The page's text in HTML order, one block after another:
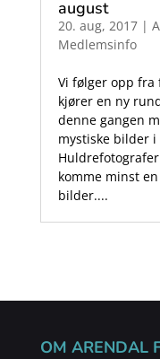
august
20. aug, 2017|
Medlemsinfo
Vi følger opp fra
kjører en ny
denne gangen
mystiske bilder i
komme minst
bilder....
OM ARENDAL